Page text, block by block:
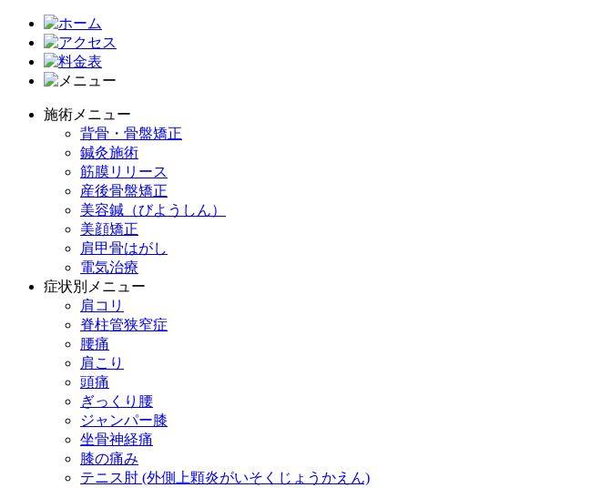
施術メニュー
背骨・骨盤矯正
鍼灸施術
筋膜リリース
産後骨盤矯正
美容鍼（びようしん）
美顔矯正
肩甲骨はがし
電気治療
症状別メニュー
肩コリ
脊柱管狭窄症
腰痛
肩こり
頭痛
ぎっくり腰
ジャンパー膝
坐骨神経痛
膝の痛み
テニス肘 (外側上顆炎がいそくじょうかえん)